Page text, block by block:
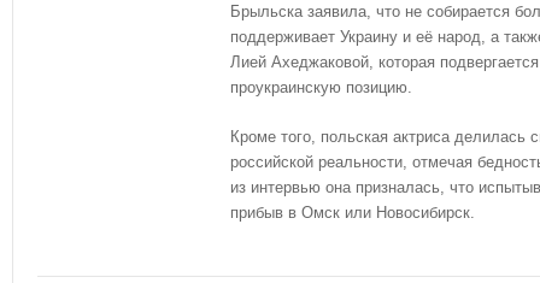
Брыльска заявила, что не собирается
поддерживает Украину и её народ, а
Лией Ахеджаковой, которая
проукраинскую позицию.
Кроме того, польская актриса делилась
российской реальности, отмечая
из интервью она призналась, что
прибыв в Омск или Новосибирск.